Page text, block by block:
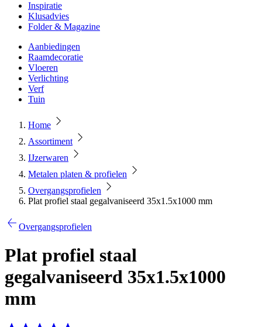
Inspiratie
Klusadvies
Folder & Magazine
Aanbiedingen
Raamdecoratie
Vloeren
Verlichting
Verf
Tuin
Home
Assortiment
IJzerwaren
Metalen platen & profielen
Overgangsprofielen
Plat profiel staal gegalvaniseerd 35x1.5x1000 mm
Overgangsprofielen
Plat profiel staal
gegalvaniseerd 35x1.5x1000
mm